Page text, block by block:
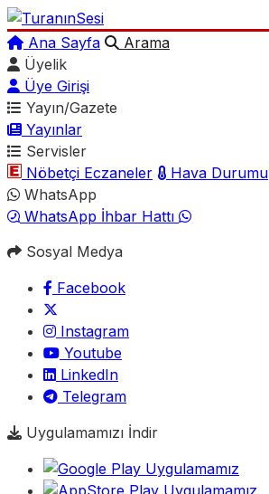
Ana Sayfa
Arama
Üyelik
Üye Girişi
Yayın/Gazete
Yayınlar
Servisler
Nöbetçi Eczaneler
Hava Durumu
WhatsApp
WhatsApp İhbar Hattı
Sosyal Medya
Facebook
Instagram
Youtube
LinkedIn
Telegram
Uygulamamızı İndir